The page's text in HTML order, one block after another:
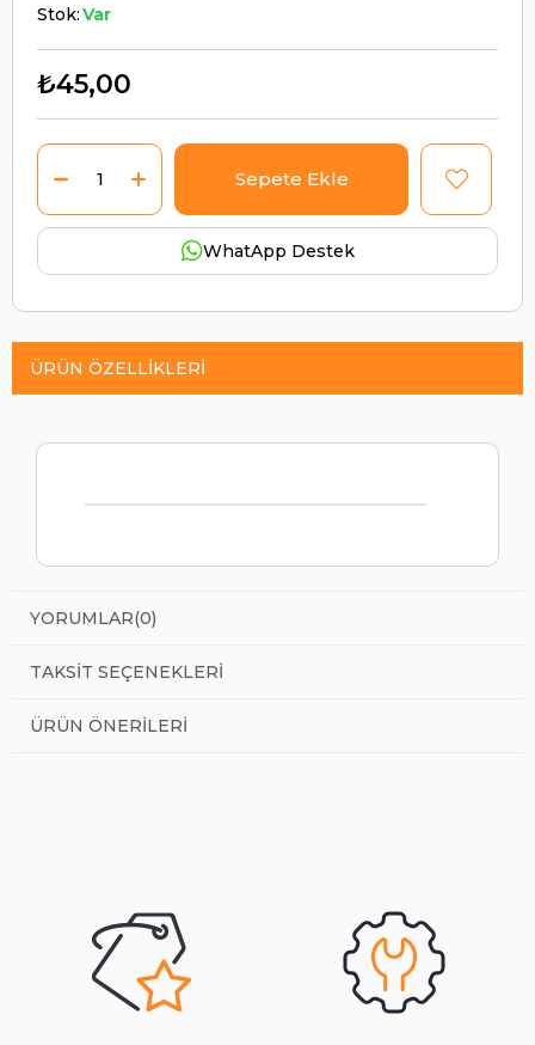
Stok:Var
₺45,00
WhatApp Destek
ÜRÜN ÖZELLIKLERI
YORUMLAR(0)
TAKSIT SEÇENEKLERI
ÜRÜN ÖNERILERI